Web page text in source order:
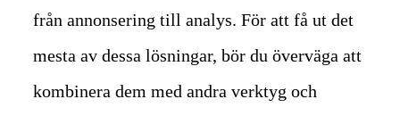
från annonsering till analys. För att få ut det
mesta av dessa lösningar, bör du överväga att
kombinera dem med andra verktyg och